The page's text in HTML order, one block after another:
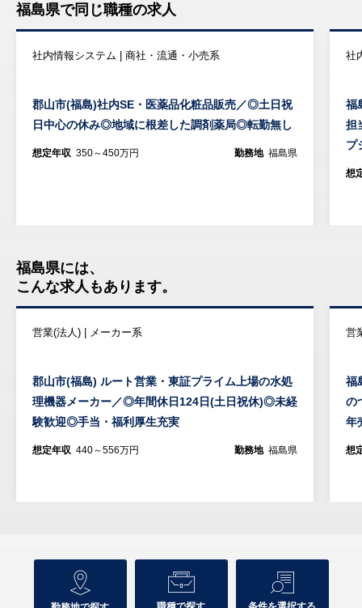
福島県で同じ職種の求人
社内情報システム | 商社・流通・小売系
郡山市(福島)社内SE・医薬品化粧品販売／◎土日祝
日中心の休み◎地域に根差した調剤薬局◎転勤無し
想定年収 350～450万円 勤務地 福島県
社
福
担
プ
想
福島県には、
こんな求人もあります。
営業(法人) | メーカー系
郡山市(福島) ルート営業・東証プライム上場の水処
理機器メーカー／◎年間休日124日(土日祝休)◎未経
験歓迎◎手当・福利厚生充実
想定年収 440～556万円 勤務地 福島県
営
福
の
年
想